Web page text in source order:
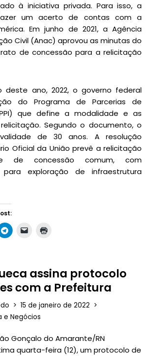
à iniciativa privada. Para isso, a
um acerto de contas com a
Em junho de 2021, a Agência
Civil (Anac) aprovou as minutas do
de concessão para a relicitação
deste ano, 2022, o governo federal
do Programa de Parcerias de
que define a modalidade e as
Segundo o documento, o
de 30 anos. A resolução
Oficial da União prevê a relicitação
de concessão comum, com
para exploração de infraestrutura
assina protocolo
com a Prefeitura
15 de janeiro de 2022
e Negócios
Gonçalo do Amarante/RN
quarta-feira (12), um protocolo de